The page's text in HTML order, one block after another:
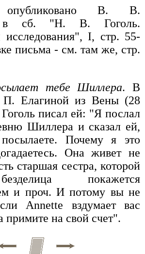
опубликовано В. В.
в сб. "Н. В. Гоголь.
I, стр. 55-
письма - см. там же, стр.
тебе Шиллера. В
Елагиной из Вены (28
писал ей: "Я послал
Шиллера и сказал ей,
Почему я это
Она живет не
старшая сестра, которой
покажется
и проч. И потому вы не
Annette вздумает вас
примите на свой счет".